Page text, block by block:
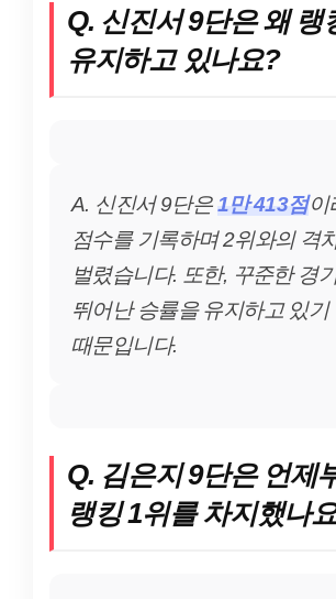
Q. 신진서 9단은 왜 랭
유지하고 있나요?
A. 신진서 9단은1만 413점이
점수를 기록하며 2위와의 격
벌렸습니다. 또한, 꾸준한 경
뛰어난 승률을 유지하고 있기
때문입니다.
Q. 김은지 9단은 언제
랭킹 1위를 차지했나